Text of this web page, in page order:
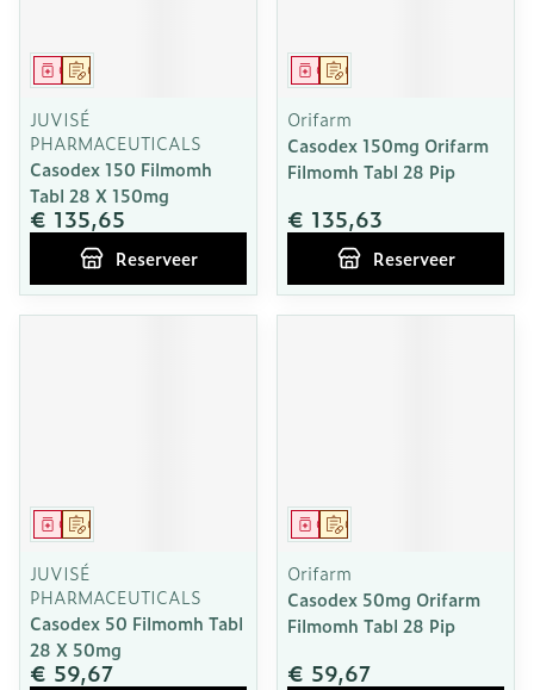
Op voorschrift
Geneesmiddel
JUVISÉ
PHARMACEUTICALS
Casodex 150 Filmomh
Tabl 28 X 150mg
€ 135,65
Reserveer
Op voorschrift
Geneesmiddel
Orifarm
Casodex 150mg Orifarm
Filmomh Tabl 28 Pip
€ 135,63
Reserveer
Op voorschrift
Geneesmiddel
JUVISÉ
PHARMACEUTICALS
Casodex 50 Filmomh Tabl
28 X 50mg
€ 59,67
Op voorschrift
Geneesmiddel
Orifarm
Casodex 50mg Orifarm
Filmomh Tabl 28 Pip
€ 59,67